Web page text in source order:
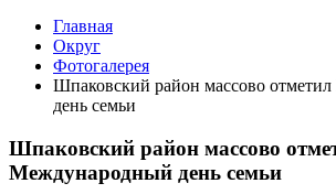
Главная
Округ
Фотогалерея
Шпаковский район массово
день семьи
Шпаковский район массово
Международный день семьи